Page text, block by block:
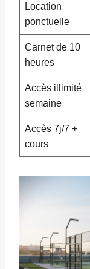
Location
ponctuelle
Carnet de 10
heures
Accès illimité
semaine
Accès 7j/7 +
cours